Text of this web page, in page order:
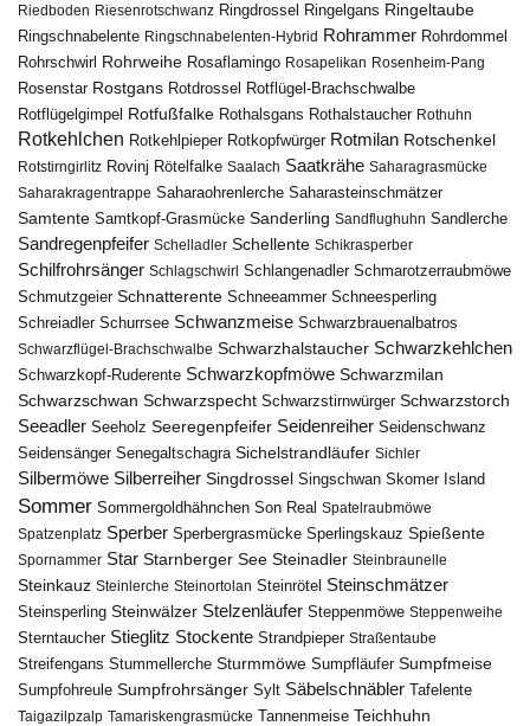
Riedboden Riesenrotschwanz Ringdrossel Ringelgans Ringeltaube
Ringschnabelente Ringschnabelenten-Hybrid Rohrammer Rohrdommel
Rohrschwirl Rohrweihe Rosaflamingo Rosapelikan Rosenheim-Pang
Rosenstar Rostgans Rotdrossel Rotflügel-Brachschwalbe
Rotflügelgimpel Rotfußfalke Rothalsgans Rothalstaucher Rothuhn
Rotkehlchen Rotkehlpieper Rotkopfwürger Rotmilan Rotschenkel
Rotstirngirlitz Rovinj Rötelfalke Saalach Saatkrähe Saharagrasmücke
Saharakragentrappe Saharaohrenlerche Saharasteinschmätzer
Samtente Samtkopf-Grasmücke Sanderling Sandflughuhn Sandlerche
Sandregenpfeifer Schelladler Schellente Schikrasperber
Schilfrohrsänger Schlagschwirl Schlangenadler Schmarotzerraubmöwe
Schmutzgeier Schnatterente Schneeammer Schneesperling
Schreiadler Schurrsee Schwanzmeise Schwarzbrauenalbatros
Schwarzflügel-Brachschwalbe Schwarzhalstaucher Schwarzkehlchen
Schwarzkopf-Ruderente Schwarzkopfmöwe Schwarzmilan
Schwarzschwan Schwarzspecht Schwarzstirnwürger Schwarzstorch
Seeadler Seeholz Seeregenpfeifer Seidenreiher Seidenschwanz
Seidensänger Senegaltschagra Sichelstrandläufer Sichler
Silbermöwe Silberreiher Singdrossel Singschwan Skomer Island
Sommer Sommergoldhähnchen Son Real Spatelraubmöwe
Spatzenplatz Sperber Sperbergrasmücke Sperlingskauz Spießente
Spornammer Star Starnberger See Steinadler Steinbraunelle
Steinkauz Steinlerche Steinortolan Steinrötel Steinschmätzer
Steinsperling Steinwälzer Stelzenläufer Steppenmöwe Steppenweihe
Sterntaucher Stieglitz Stockente Strandpieper Straßentaube
Streifengans Stummellerche Sturmmöwe Sumpfläufer Sumpfmeise
Sumpfohreule Sumpfrohrsänger Sylt Säbelschnäbler Tafelente
Taigazilpzalp Tamariskengrasmücke Tannenmeise Teichhuhn